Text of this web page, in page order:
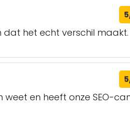
het echt verschil maakt.
en heeft onze SEO-